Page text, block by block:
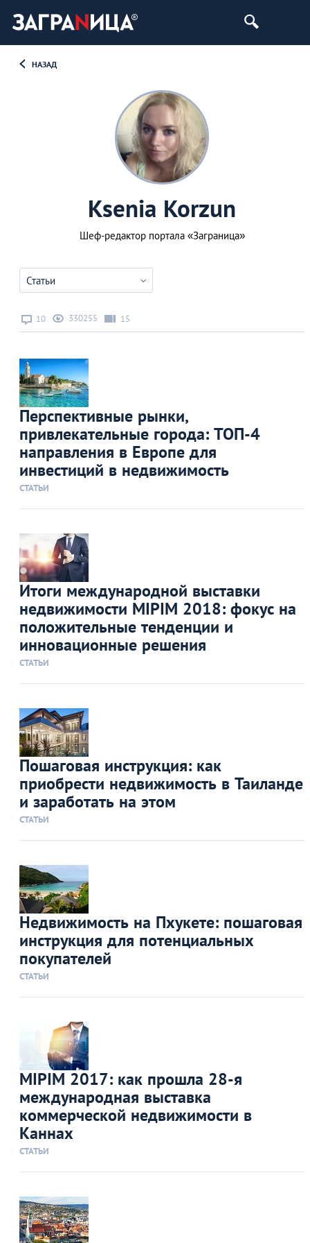
НАЗАД
Ksenia Korzun
Шеф-редактор портала «Заграница»
Статьи
10 330255 15
Перспективные рынки,
привлекательные города: ТОП-4
направления в Европе для
инвестиций в недвижимость
СТАТЬИ
Итоги международной выставки
недвижимости MIPIM 2018: фокус на
положительные тенденции и
инновационные решения
СТАТЬИ
Пошаговая инструкция: как
приобрести недвижимость в Таиланде
и заработать на этом
СТАТЬИ
Недвижимость на Пхукете: пошаговая
инструкция для потенциальных
покупателей
СТАТЬИ
MIPIM 2017: как прошла 28-я
международная выставка
коммерческой недвижимости в
Каннах
СТАТЬИ